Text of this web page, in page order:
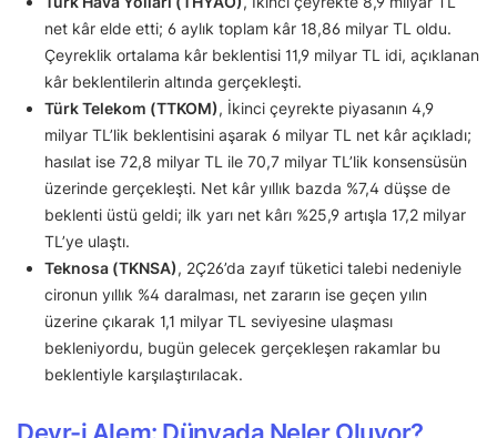
net kâr elde etti; 6 aylık toplam kâr 18,86 milyar TL oldu.
Çeyreklik ortalama kâr beklentisi 11,9 milyar TL idi, açıklanan
kâr beklentilerin altında gerçekleşti.
Türk Telekom (TTKOM), İkinci çeyrekte piyasanın 4,9
milyar TL’lik beklentisini aşarak 6 milyar TL net kâr açıkladı;
hasılat ise 72,8 milyar TL ile 70,7 milyar TL’lik konsensüsün
üzerinde gerçekleşti. Net kâr yıllık bazda %7,4 düşse de
beklenti üstü geldi; ilk yarı net kârı %25,9 artışla 17,2 milyar
TL’ye ulaştı.
Teknosa (TKNSA), 2Ç26’da zayıf tüketici talebi nedeniyle
cironun yıllık %4 daralması, net zararın ise geçen yılın
üzerine çıkarak 1,1 milyar TL seviyesine ulaşması
bekleniyordu, bugün gelecek gerçekleşen rakamlar bu
beklentiyle karşılaştırılacak.
Devr-i Alem: Dünyada Neler Oluyor?